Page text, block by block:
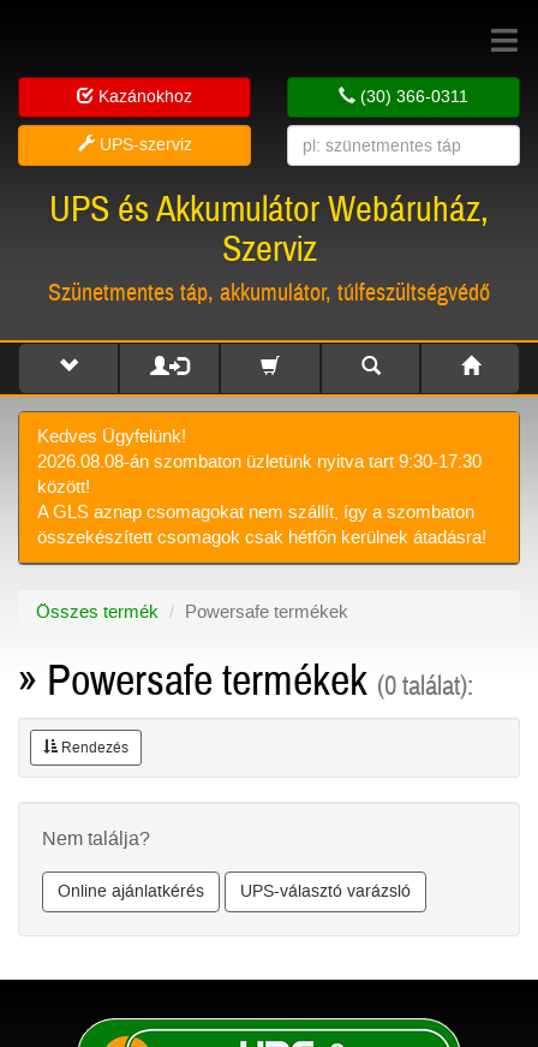
Toggle
Kazánokhoz
UPS-szerviz
(30) 366-0311
UPS és Akkumulátor Webáruház,
Szerviz
Szünetmentes táp, akkumulátor, túlfeszültségvédő
Kedves Ügyfelünk!
2026.08.08-án szombaton üzletünk nyitva tart 9:30-17:30
között!
A GLS aznap csomagokat nem szállít, így a szombaton
összekészített csomagok csak hétfőn kerülnek átadásra!
Összes termék Powersafe termékek
» Powersafe termékek (0 találat):
Rendezés
Nem találja?
Online ajánlatkérés UPS-választó varázsló